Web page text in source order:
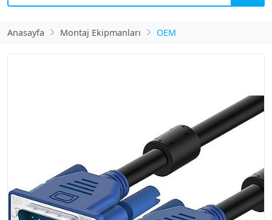
Anasayfa Montaj Ekipmanları OEM